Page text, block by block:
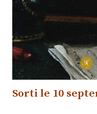
Sorti le 10